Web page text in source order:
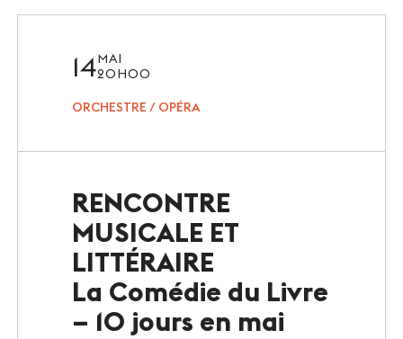
Nos offres spéciales
Notre destination
Le Club
Notre savoir-faire
Un site éco-responsable
Photothèque
14MAI
20H00
ORCHESTRE / OPÉRA
RENCONTRE
MUSICALE ET
LITTÉRAIRE
La Comédie du Livre
– 10 jours en mai